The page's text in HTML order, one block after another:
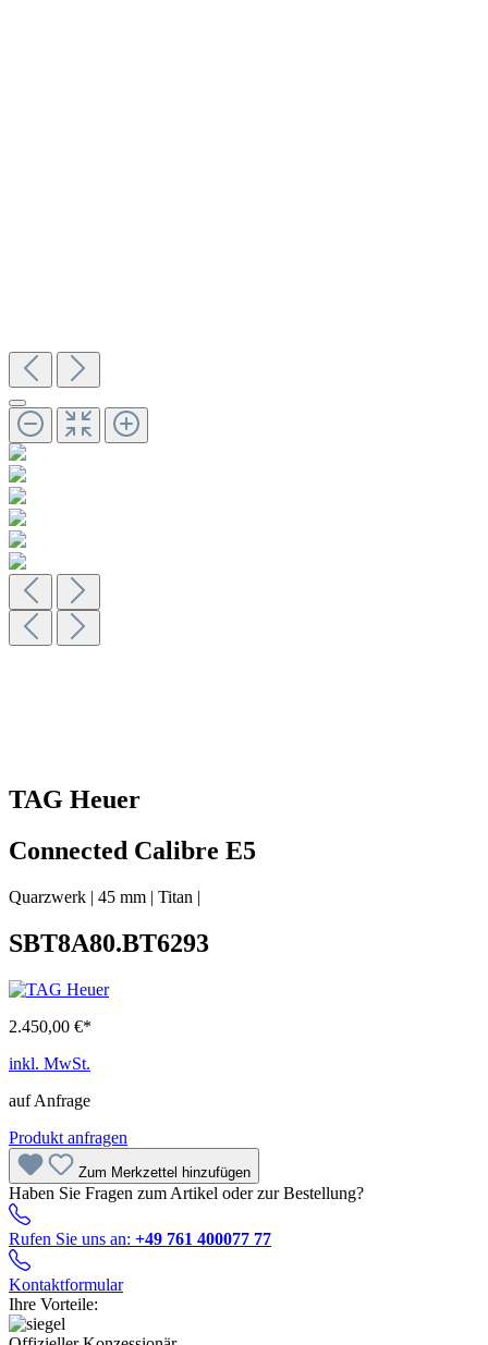
TAG Heuer
Connected Calibre E5
Quarzwerk | 45 mm | Titan |
SBT8A80.BT6293
2.450,00 €*
inkl. MwSt.
auf Anfrage
Produkt anfragen
Zum Merkzettel hinzufügen
Haben Sie Fragen zum Artikel oder zur Bestellung?
Rufen Sie uns an: +49 761 400077 77
Kontaktformular
Ihre Vorteile: